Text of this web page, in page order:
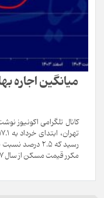
کانال تلگرامی اکونیوز
رسید که 2.5
مکرر قیمت مسکن از سال 97 به میزان دست‌کم 2...